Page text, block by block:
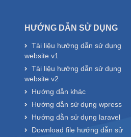
HƯỚNG DẪN SỬ DỤNG
Tài liệu hướng dẫn sử dụng
website v1
Tài liệu hướng dẫn sử dụng
website v2
Hướng dẫn khác
Hướng dẫn sử dụng wpress
Hướng dẫn sử dụng laravel
Download file hướng dẫn sử